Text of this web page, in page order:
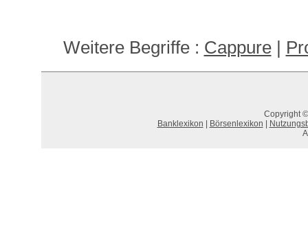
Weitere Begriffe : Cappure|
Copyright
Banklexikon
Börsenlexikon